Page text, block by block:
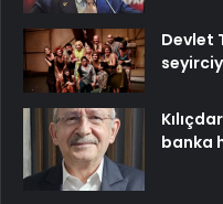
Devlet
banka